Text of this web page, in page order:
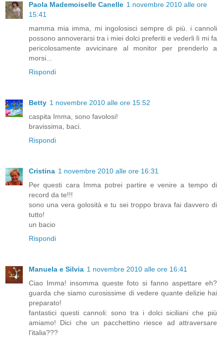
Paola Mademoiselle Canelle 1 novembre 2010 alle ore
15:41
mamma mia imma, mi ingolosisci sempre di più. i cannoli
possono annoverarsi tra i miei dolci preferiti e vederli lì mi fa
pericolosamente avvicinare al monitor per prenderlo a
morsi...
Rispondi
Betty 1 novembre 2010 alle ore 15:52
caspita Imma, sono favolosi!
bravissima, baci.
Rispondi
Cristina 1 novembre 2010 alle ore 16:31
Per questi cara Imma potrei partire e venire a tempo di
record da te!!!
sono una vera golosità e tu sei troppo brava fai davvero di
tutto!
un bacio
Rispondi
Manuela e Silvia 1 novembre 2010 alle ore 16:41
Ciao Imma! insomma queste foto si fanno aspettare eh?
guarda che siamo curosissime di vedere quante delizie hai
preparato!
fantastici questi cannoli: sono tra i dolci siciliani che più
amiamo! Dici che un pacchettino riesce ad attraversare
l'italia???